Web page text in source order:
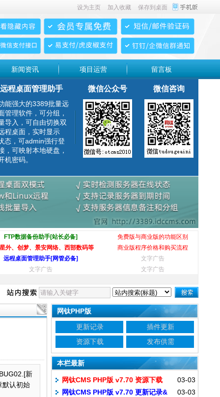
设为主页 加入收藏 保存到桌面
新闻资讯 项目运营 留言板
程桌面管理助手
能强大的3389批量远
管理软件，可分组，
导入，可自由切换双
程桌面，实时显示
态，可admin强行登
，可映射本地硬盘，
机密码。
微信公众号 微信咨询
FTP数据备份助手[站长必备]
免费版与商业版的功能区别
外、创梦、景安网络、西部数码等
商业版程序价格和购买流程
远程桌面管理助手[网管必备]
文字广告
文字广告
文字广告
新
默认初始
网钛PHP版
更新记录
插件更新
资源下载
发布供需
本栏最新
03-03
网钛CMS PHP版 v7.70 资源下载
03-03
网钛CMS PHP版 v7.70 更新记录&